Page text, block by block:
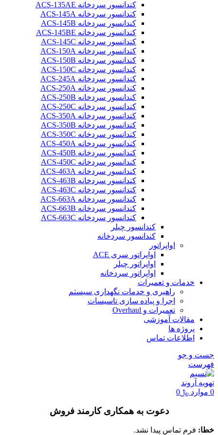
کندانسور سردخانه ACS-135AE
کندانسور سردخانه ACS-145A
کندانسور سردخانه ACS-145B
کندانسور سردخانه ACS-145BE
کندانسور سردخانه ACS-145C
کندانسور سردخانه ACS-150A
کندانسور سردخانه ACS-150B
کندانسور سردخانه ACS-150C
کندانسور سردخانه ACS-245A
کندانسور سردخانه ACS-250A
کندانسور سردخانه ACS-250B
کندانسور سردخانه ACS-250C
کندانسور سردخانه ACS-350A
کندانسور سردخانه ACS-350B
کندانسور سردخانه ACS-350C
کندانسور سردخانه ACS-450A
کندانسور سردخانه ACS-450B
کندانسور سردخانه ACS-450C
کندانسور سردخانه ACS-463A
کندانسور سردخانه ACS-463B
کندانسور سردخانه ACS-463C
کندانسور سردخانه ACS-663A
کندانسور سردخانه ACS-663B
کندانسور سردخانه ACS-663C
کندانسور چیلر
کندانسور سردخانه
اواپراتور
اواپراتور سری ACE
اواپراتور چیلر
اواپراتور سردخانه
خدمات و تعمیرات
راهبری و خدمات نگهداری سیستم
اجرا و پیاده سازی تاسیسات
تعمیرات و Overhaul
مقالات آموزشی
پروژه ها
اطلاعات تماس
جست و جو
فهرست
0 موارد ﷼0
دعوت به همکاری کارمند فروش
خطا: فرم تماس پیدا نشد.